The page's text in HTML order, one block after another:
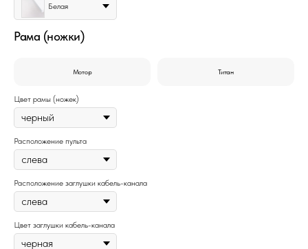
Белая
Рама (ножки)
Мотор Титан
Цвет рамы (ножек)
Расположение пульта
Расположение заглушки кабель-канала
Цвет заглушки кабель-канала